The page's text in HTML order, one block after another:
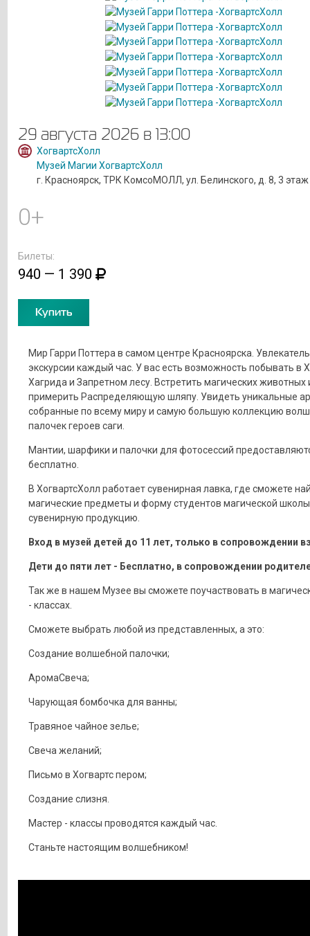
29 августа 2026 в 13:00
ХогвартсХолл
Музей Магии ХогвартсХолл
г. Красноярск, ТРК КомсоМОЛЛ, ул. Белинского, д. 8, 3 этаж
0+
Билеты:
940 — 1 390
Купить
Мир Гарри Поттера в самом центре Красноярска.
экскурсии каждый час. У вас есть возможность побывать в
Хагрида и Запретном лесу. Встретить магических животных
примерить Распределяющую шляпу. Увидеть уникальные
собранные по всему миру и самую большую коллекцию
палочек героев саги.
Мантии, шарфики и палочки для фотосессий
бесплатно.
В ХогвартсХолл работает сувенирная лавка, где сможете
магические предметы и форму студентов магической
сувенирную продукцию.
Вход в музей детей до 11 лет, только в сопровождении
Дети до пяти лет - Бесплатно, в сопровождении
Так же в нашем Музее вы сможете поучаствовать в
- классах.
Сможете выбрать любой из представленных, а это:
Создание волшебной палочки;
АромаСвеча;
Чарующая бомбочка для ванны;
Травяное чайное зелье;
Свеча желаний;
Письмо в Хогвартс пером;
Создание слизня.
Мастер - классы проводятся каждый час.
Станьте настоящим волшебником!